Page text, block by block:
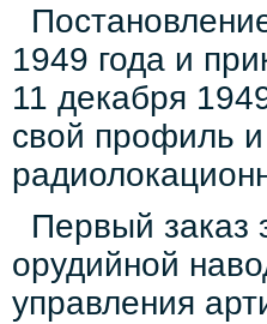
1949 года и
11 декабря
свой профиль и
Первый заказ
орудийной
управления